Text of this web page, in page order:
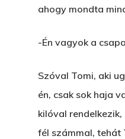
ahogy mondta
-Én vagyok a
Szóval Tomi, aki
én, csak sok haja
kilóval
fél számmal, tehát